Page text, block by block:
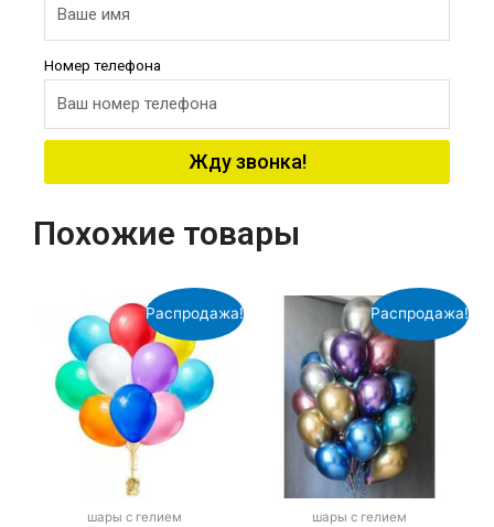
Номер телефона
Жду звонка!
Похожие товары
Распродажа!
шары с гелием
Распродажа!
шары с гелием